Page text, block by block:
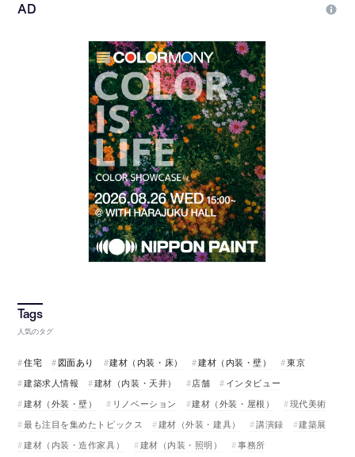
人気のタグ
住宅 図面あり 建材（内装・床） 建材（内装・壁）
東京
建築求人情報
建材（内装・天井） 店舗
インタビュー
建材（外装・壁）
リノベーション 建材（外装・屋根）
現代美術
最も注目を集めたトピックス
建材（外装・建具） 講演録
建築展
建材（内装・造作家具）
建材（内装・照明）
事務所